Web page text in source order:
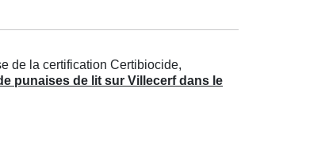
de la certification Certibiocide,
punaises de lit sur Villecerf dans le